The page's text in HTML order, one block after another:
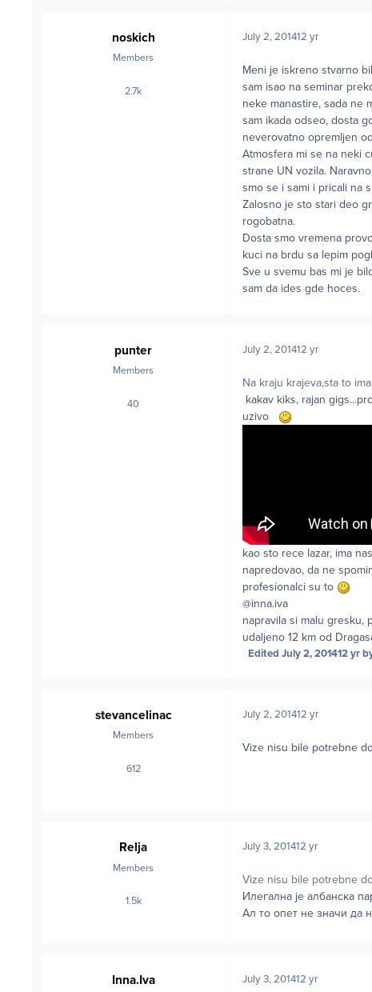
noskich
Members
2.7kposts
July 2, 201412 yr
Meni je iskreno stvarno
sam isao na seminar
neke manastire, sada ne
sam ikada odseo, dosta
neverovatno opremljen
Atmosfera mi se na neki
strane UN vozila.
smo se i sami i pricali na
Zalosno je sto stari deo
rogobatna.
Dosta smo vremena
kuci na brdu sa lepim
Sve u svemu bas mi je
sam da ides gde hoces.
punter
Members
40posts
July 2, 201412 yr
Na kraju krajeva,sta to
kakav kiks, rajan
uzivo
kao sto rece lazar, ima
napredovao, da ne
profesionalci su to
@inna.iva
napravila si malu gresku,
udaljeno 12 km od
Edited July 2, 201412 yr
stevancelinac
Members
612posts
July 2, 201412 yr
Vize nisu bile potrebne
Relja
Members
1.5kposts
July 3, 201412 yr
Vize nisu bile potrebne
Илегална је албанска
Ал то опет не значи да
Inna.Iva July 3, 201412 yr